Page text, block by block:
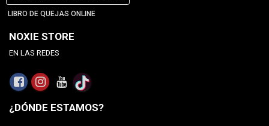
LIBRO DE QUEJAS ONLINE
NOXIE STORE
EN LAS REDES
¿DÓNDE ESTAMOS?